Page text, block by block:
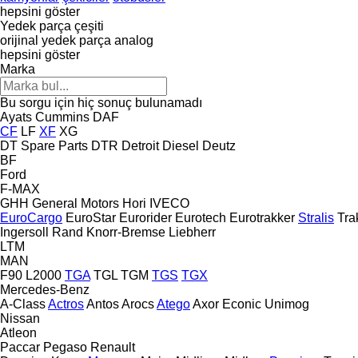
hepsini göster
Yedek parça çeşiti
orijinal yedek parça analog
hepsini göster
Marka
Bu sorgu için hiç sonuç bulunamadı
Ayats Cummins DAF
CF LF XF XG
DT Spare Parts DTR Detroit Diesel Deutz
BF
Ford
F-MAX
GHH General Motors Hori IVECO
EuroCargo EuroStar Eurorider Eurotech Eurotrakker Stralis
Ingersoll Rand Knorr-Bremse Liebherr
LTM
MAN
F90 L2000 TGA TGL TGM TGS TGX
Mercedes-Benz
A-ClassActrosAntosArocsAtegoAxor Econic Unimog
Nissan
Atleon
Paccar Pegaso Renault